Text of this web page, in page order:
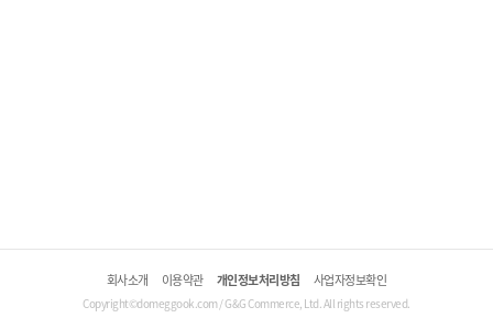
회사소개 이용약관 개인정보처리방침 사업자정보확인
Copyright©domeggook.com / G&G Commerce, Ltd. All rights reserved.